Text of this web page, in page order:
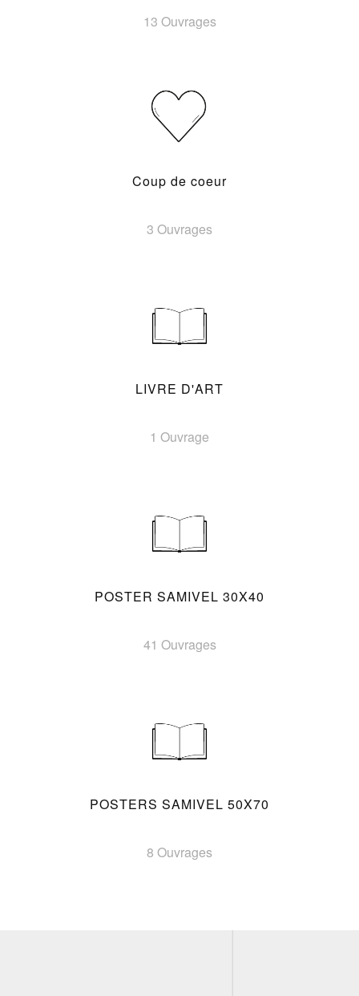
13 Ouvrages
Coup de coeur
3 Ouvrages
LIVRE D'ART
1 Ouvrage
POSTER SAMIVEL 30X40
41 Ouvrages
POSTERS SAMIVEL 50X70
8 Ouvrages